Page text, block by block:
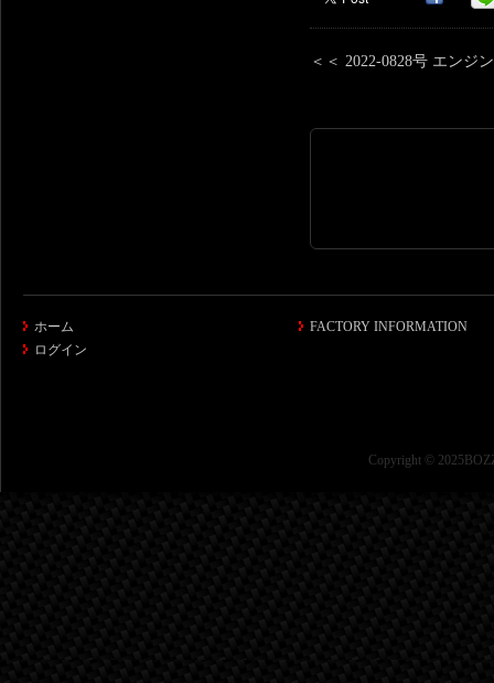
＜＜ 2022-0828号 エンジ
ホーム
ログイン
FACTORY INFORMATION
Copyright ©